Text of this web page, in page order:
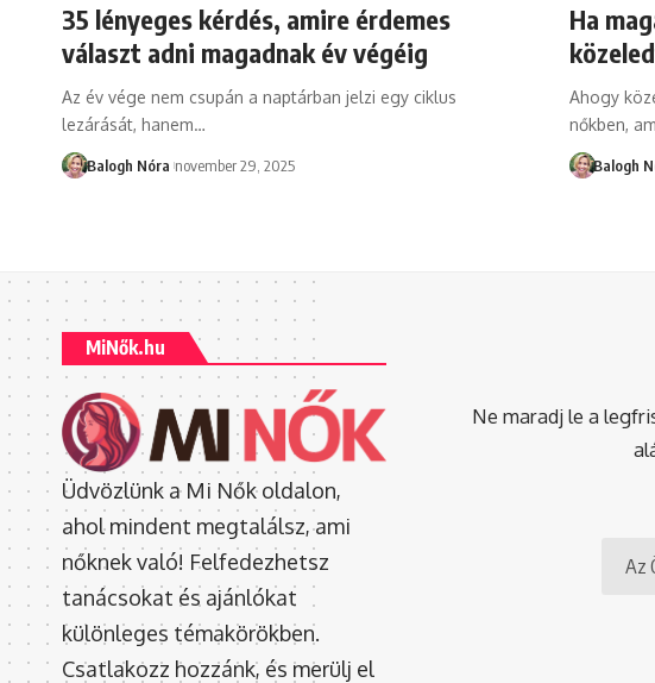
35 lényeges kérdés, amire érdemes
választ adni magadnak év végéig
Az év vége nem csupán a naptárban jelzi egy ciklus
lezárását, hanem…
Balogh Nóra november 29, 2025
Ha
Ahogy
nőkben,
Balogh
MiNők.hu
Üdvözlünk a Mi Nők oldalon,
ahol mindent megtalálsz, ami
nőknek való! Felfedezhetsz
tanácsokat és ajánlókat
különleges témakörökben.
Csatlakozz hozzánk, és merülj el
Ne maradj le a